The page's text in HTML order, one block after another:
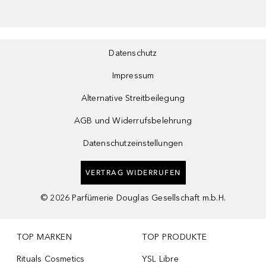
Datenschutz
Impressum
Alternative Streitbeilegung
AGB und Widerrufsbelehrung
Datenschutzeinstellungen
VERTRAG WIDERRUFEN
© 2026 Parfümerie Douglas Gesellschaft m.b.H.
TOP MARKEN
Rituals Cosmetics
TOP PRODUKTE
YSL Libre